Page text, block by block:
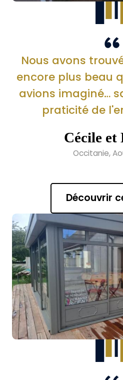
Nous avons
encore plus beau
avions imaginé…
praticité de
Cécile et
Occitanie,
Découvrir